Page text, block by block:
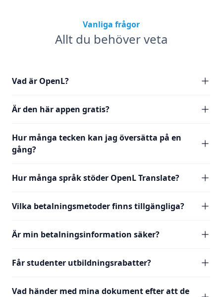
Vanliga frågor
Allt du behöver veta
Vad är OpenL?
Är den här appen gratis?
Hur många tecken kan jag översätta på en
gång?
Hur många språk stöder OpenL Translate?
Vilka betalningsmetoder finns tillgängliga?
Är min betalningsinformation säker?
Får studenter utbildningsrabatter?
Vad händer med mina dokument efter att de